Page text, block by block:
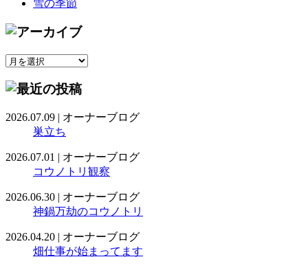
雪の季節
2026.07.09 | オーナーブログ
巣立ち
2026.07.01 | オーナーブログ
コウノトリ観察
2026.06.30 | オーナーブログ
神鍋万劫のコウノトリ
2026.04.20 | オーナーブログ
畑仕事が始まってます